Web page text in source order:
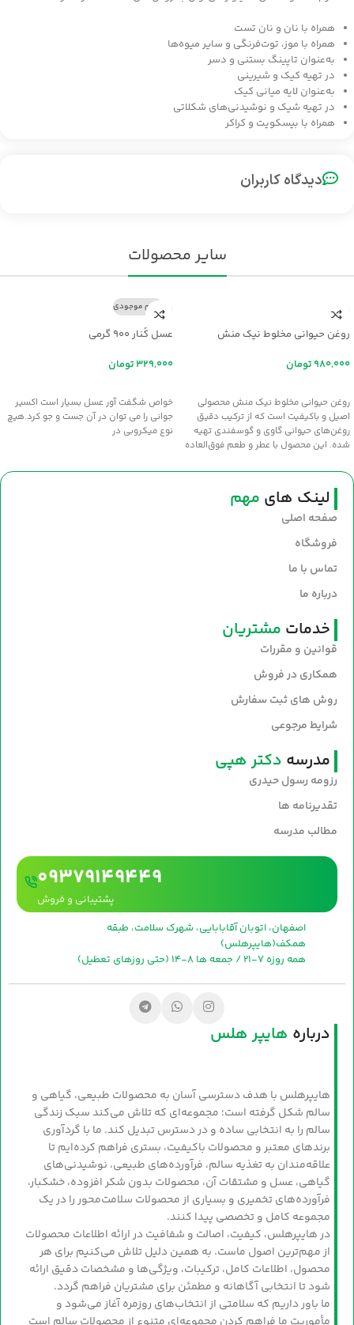
همراه با نان و نان تست
همراه با موز، توت‌فرنگی و سایر میوه‌ها
به‌عنوان تاپینگ بستنی و دسر
در تهیه کیک و شیرینی
به‌عنوان لایه میانی کیک
در تهیه شیک و نوشیدنی‌های شکلاتی
همراه با بیسکویت و کراکر
دیدگاه کاربران
سایر محصولات
روغن حیوانی مخلوط نیک منش
تومان
روغن حیوانی مخلوط نیک منش محصولی
اصیل و باکیفیت است که از ترکیب دقیق
روغن‌های حیوانی گاوی و گوسفندی تهیه
شده. این محصول با عطر و طعم فوق‌العاده
خوش‌عطر و صبحانه‌های مقوی است. سلامت
و طعم اصیل را با روغن نیک‌منش به
سفره‌های خود بیاورید.
اتمام موجودی
عسل کُنار ۹۰۰ گرمی
تومان
خواص شگفت آور عسل بسيار است اکسير
جواني را مي توان در آن جست و جو کرد.هيچ
نوع ميکروبي در
لینک های مهم
صفحه اصلی
فروشگاه
تماس با ما
درباره ما
خدمات مشتریان
قوانین و مقررات
همکاری در فروش
روش های ثبت سفارش
شرایط مرجوعی
مدرسه دکتر هپی
رزومه رسول حیدری
تقدیرنامه ها
مطالب مدرسه
09379149449
پشتیبانی و فروش
اصفهان، اتوبان آقابابایی، شهرک سلامت، طبقه
همکف(هایپرهلس)
همه روزه 7-21 / جمعه ها 8-14 (حتی روزهای تعطیل)
درباره هایپر هلس
هایپرهلس با هدف دسترسی آسان به محصولات طبیعی، گیاهی و
سالم شکل گرفته است؛ مجموعه‌ای که تلاش می‌کند سبک زندگی
سالم را به انتخابی ساده و در دسترس تبدیل کند. ما با گردآوری
برندهای معتبر و محصولات باکیفیت، بستری فراهم کرده‌ایم تا
علاقه‌مندان به تغذیه سالم، فرآورده‌های طبیعی، نوشیدنی‌های
گیاهی، عسل و مشتقات آن، محصولات بدون شکر افزوده، خشکبار،
فرآورده‌های تخمیری و بسیاری از محصولات سلامت‌محور را در یک
مجموعه کامل و تخصصی پیدا کنند.
در هایپرهلس، کیفیت، اصالت و شفافیت در ارائه اطلاعات محصولات
از مهم‌ترین اصول ماست. به همین دلیل تلاش می‌کنیم برای هر
محصول، اطلاعات کامل، ترکیبات، ویژگی‌ها و مشخصات دقیق ارائه
شود تا انتخابی آگاهانه و مطمئن برای مشتریان فراهم گردد.
ما باور داریم که سلامتی از انتخاب‌های روزمره آغاز می‌شود و